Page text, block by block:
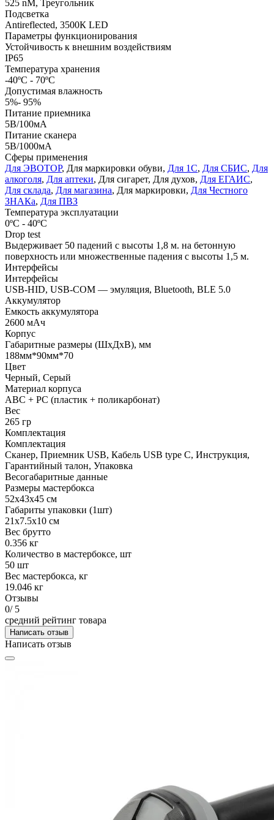
525 nM, Треугольник
Подсветка
Antireflected, 3500К LED
Параметры функционирования
Устойчивость к внешним воздействиям
IP65
Температура хранения
-40ºС - 70ºС
Допустимая влажность
5%- 95%
Питание приемника
5В/100мА
Питание сканера
5В/1000мА
Сферы применения
Для ЭВОТОР, Для маркировки обуви, Для 1С, Для СБИС, Для
алкоголя, Для аптеки, Для сигарет, Для духов, Для ЕГАИС,
Для склада, Для магазина, Для маркировки, Для Честного
ЗНАКа, Для ПВЗ
Температура эксплуатации
0ºС - 40ºС
Drop test
Выдерживает 50 падений с высоты 1,8 м. на бетонную
поверхность или множественные падения с высоты 1,5 м.
Интерфейсы
Интерфейсы
USB-HID, USB-COM — эмуляция, Bluetooth, BLE 5.0
Аккумулятор
Емкость аккумулятора
2600 мАч
Корпус
Габаритные размеры (ШхДхВ), мм
188мм*90мм*70
Цвет
Черный, Серый
Материал корпуса
ABC + PC (пластик + поликарбонат)
Вес
265 гр
Комплектация
Комплектация
Сканер, Приемник USB, Кабель USB type С, Инструкция,
Гарантийный талон, Упаковка
Весогабаритные данные
Размеры мастербокса
52х43х45 см
Габариты упаковки (1шт)
21х7.5х10 см
Вес брутто
0.356 кг
Количество в мастербоксе, шт
50 шт
Вес мастербокса, кг
19.046 кг
Отзывы
0/ 5
средний рейтинг товара
Написать отзыв
Написать отзыв